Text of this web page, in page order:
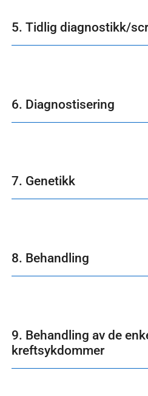
5. Tidlig diagnostikk/
6. Diagnostisering
7. Genetikk
8. Behandling
9. Behandling av de
kreftsykdommer